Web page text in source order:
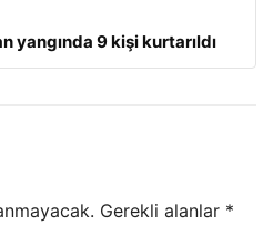
yangında 9 kişi kurtarıldı
Gerekli alanlar *